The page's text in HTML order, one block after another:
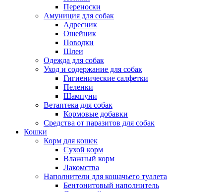
Переноски
Амуниция для собак
Адресник
Ошейник
Поводки
Шлеи
Одежда для собак
Уход и содержание для собак
Гигиенические салфетки
Пеленки
Шампуни
Ветаптека для собак
Кормовые добавки
Средства от паразитов для собак
Кошки
Корм для кошек
Сухой корм
Влажный корм
Лакомства
Наполнители для кошачьего туалета
Бентонитовый наполнитель